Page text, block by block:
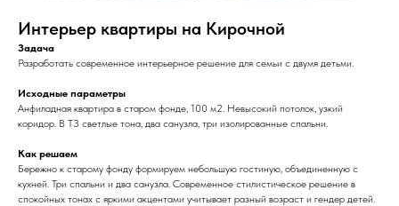
Интерьер квартиры на Кирочной
Задача
Разработать современное интерьерное решение для семьи с двумя детьми.
Исходные параметры
Анфиладная квартира в старом фонде, 100 м2. Невысокий потолок, узкий
коридор. В ТЗ светлые тона, два санузла, три изолированные спальни.
Как решаем
Бережно к старому фонду формируем небольшую гостиную, объединенную с
кухней. Три спальни и два санузла. Современное стилистическое решение в
спокойных тонах с яркими акцентами учитывает разный возраст и гендер детей.